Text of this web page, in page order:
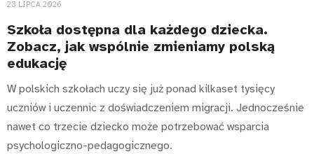
23 LIPCA 2026
Szkoła dostępna dla każdego dziecka.
Zobacz, jak wspólnie zmieniamy polską
edukację
W polskich szkołach uczy się już ponad kilkaset tysięcy
uczniów i uczennic z doświadczeniem migracji. Jednocześnie
nawet co trzecie dziecko może potrzebować wsparcia
psychologiczno-pedagogicznego.